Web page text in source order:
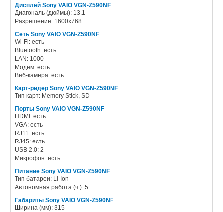
Дисплей Sony VAIO VGN-Z590NF
Диагональ (дюймы): 13.1
Разрешение: 1600x768
Сеть Sony VAIO VGN-Z590NF
Wi-Fi: есть
Bluetooth: есть
LAN: 1000
Модем: есть
Веб-камера: есть
Карт-ридер Sony VAIO VGN-Z590NF
Тип карт: Memory Stick, SD
Порты Sony VAIO VGN-Z590NF
HDMI: есть
VGA: есть
RJ11: есть
RJ45: есть
USB 2.0: 2
Микрофон: есть
Питание Sony VAIO VGN-Z590NF
Тип батареи: Li-Ion
Автономная работа (ч.): 5
Габариты Sony VAIO VGN-Z590NF
Ширина (мм): 315